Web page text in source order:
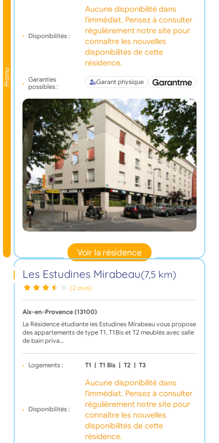
Promo
Disponibilités :
Aucune disponibilité dans
l'immédiat. Pensez à consulter
régulièrement notre site pour
connaître les nouvelles
disponibilités de cette
résidence.
Garanties
possibles :
Garant physique
Voir la résidence
Les Estudines Mirabeau(7,5 km)
(2 avis)
Aix-en-Provence (13100)
La Résidence étudiante les Estudines Mirabeau vous propose
des appartements de type T1, T1Bis et T2 meublés avec salle
de bain priva…
Logements : T1 T1 Bis T2 T3
Disponibilités :
Aucune disponibilité dans
l'immédiat. Pensez à consulter
régulièrement notre site pour
connaître les nouvelles
disponibilités de cette
résidence.